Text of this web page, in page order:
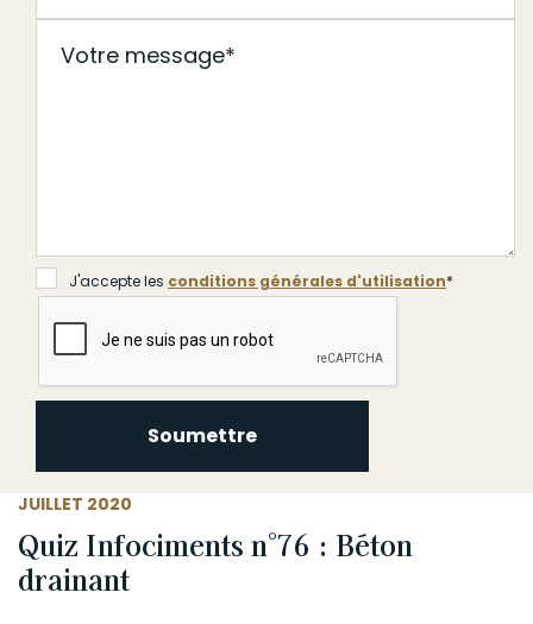
JUILLET 2020
Quiz Infociments n°76 : Béton
drainant
J'accepte les conditions générales d'utilisation*
Soumettre